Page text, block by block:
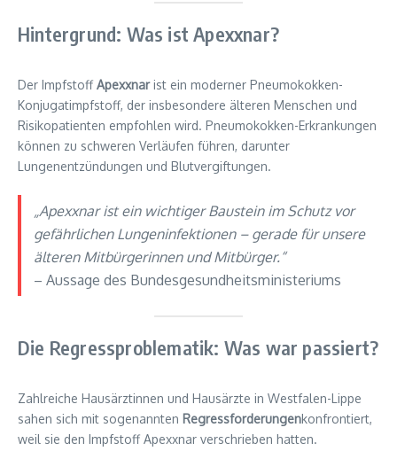
Hintergrund: Was ist Apexxnar?
Der Impfstoff Apexxnarist ein moderner Pneumokokken-
Konjugatimpfstoff, der insbesondere älteren Menschen und
Risikopatienten empfohlen wird. Pneumokokken-Erkrankungen
können zu schweren Verläufen führen, darunter
Lungenentzündungen und Blutvergiftungen.
„Apexxnar ist ein wichtiger Baustein im Schutz vor
gefährlichen Lungeninfektionen – gerade für unsere
älteren Mitbürgerinnen und Mitbürger.“
– Aussage des Bundesgesundheitsministeriums
Die Regressproblematik: Was war passiert?
Zahlreiche Hausärztinnen und Hausärzte in Westfalen-Lippe
sahen sich mit sogenannten Regressforderungenkonfrontiert,
weil sie den Impfstoff Apexxnar verschrieben hatten.